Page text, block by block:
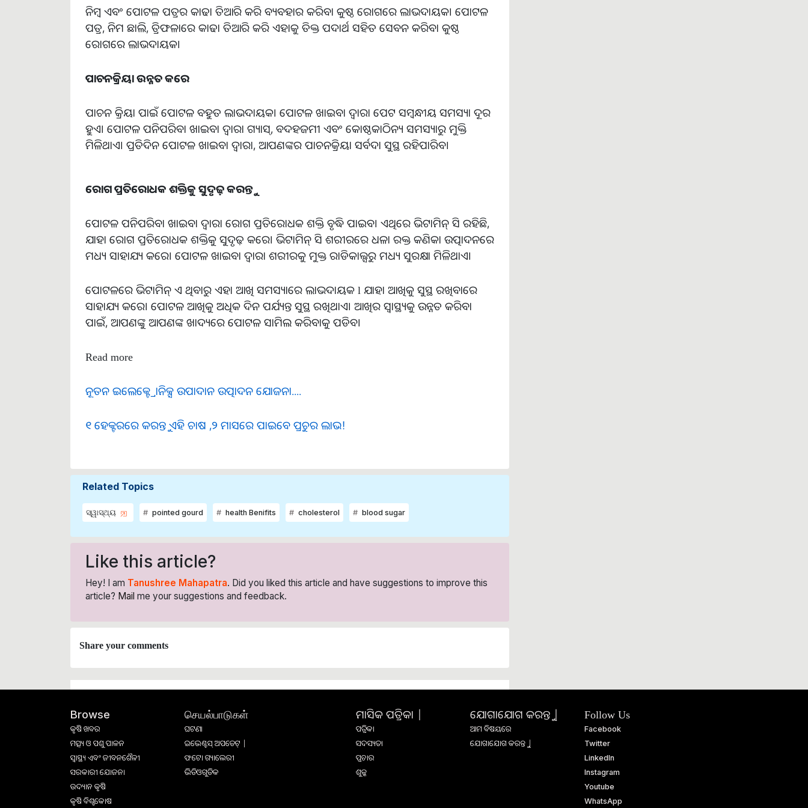
ନିମ୍ବ ଏବଂ ପୋଟଳ ପତ୍ରର କାଢା ତିଆରି କରି ବ୍ୟବହାର କରିବା କୁଷ୍ଠ ରୋଗରେ ଲାଭଦାୟକ। ପୋଟଳ
ପତ୍ର, ନିମ ଛାଲି, ତ୍ରିଫଳାରେ କାଢା ତିଆରି କରି ଏହାକୁ ତିକ୍ତ ପଦାର୍ଥ ସହିତ ସେବନ କରିବା କୁଷ୍ଠ
ରୋଗରେ ଲାଭଦାୟକ।
ପାଚନକ୍ରିୟା ଉନ୍ନତ କରେ
ପାଚନ କ୍ରିୟା ପାଇଁ ପୋଟଳ ବହୁତ ଲାଭଦାୟକ। ପୋଟଳ ଖାଇବା ଦ୍ୱାରା ପେଟ ସମ୍ବନ୍ଧୀୟ ସମସ୍ୟା ଦୂର
ହୁଏ। ପୋଟଳ ପନିପରିବା ଖାଇବା ଦ୍ୱାରା ଗ୍ୟାସ୍, ବଦହଜମୀ ଏବଂ କୋଷ୍ଠକାଠିନ୍ୟ ସମସ୍ୟାରୁ ମୁକ୍ତି
ମିଳିଥାଏ। ପ୍ରତିଦିନ ପୋଟଳ ଖାଇବା ଦ୍ୱାରା, ଆପଣଙ୍କର ପାଚନକ୍ରିୟା ସର୍ବଦା ସୁସ୍ଥ ରହିପାରିବ।
ରୋଗ ପ୍ରତିରୋଧକ ଶକ୍ତିକୁ ସୁଦୃଢ଼ ​​କରନ୍ତୁ
ପୋଟଳ ପନିପରିବା ଖାଇବା ଦ୍ଵାରା ରୋଗ ପ୍ରତିରୋଧକ ଶକ୍ତି ବୃଦ୍ଧି ପାଇବ। ଏଥିରେ ଭିଟାମିନ୍ ସି ରହିଛି,
ଯାହା ରୋଗ ପ୍ରତିରୋଧକ ଶକ୍ତିକୁ ସୁଦୃଢ଼ ​​କରେ। ଭିଟାମିନ୍ ସି ଶରୀରରେ ଧଳା ରକ୍ତ କଣିକା ଉତ୍ପାଦନରେ
ମଧ୍ୟ ସାହାଯ୍ୟ କରେ। ପୋଟଳ ଖାଇବା ଦ୍ୱାରା ଶରୀରକୁ ମୁକ୍ତ ରାଡିକାଲ୍ସରୁ ମଧ୍ୟ ସୁରକ୍ଷା ମିଳିଥାଏ।
ପୋଟଳରେ ଭିଟାମିନ୍ ଏ ଥିବାରୁ ଏହା ଆଖି ସମସ୍ୟାରେ ଲାଭଦାୟକ l ଯାହା ଆଖିକୁ ସୁସ୍ଥ ରଖିବାରେ
ସାହାଯ୍ୟ କରେ। ପୋଟଳ ଆଖିକୁ ଅଧିକ ଦିନ ପର୍ଯ୍ୟନ୍ତ ସୁସ୍ଥ ରଖିଥାଏ। ଆଖିର ସ୍ୱାସ୍ଥ୍ୟକୁ ଉନ୍ନତ କରିବା
ପାଇଁ, ଆପଣଙ୍କୁ ଆପଣଙ୍କ ଖାଦ୍ୟରେ ପୋଟଳ ସାମିଲ କରିବାକୁ ପଡିବ।
Read more
ନୂତନ ଇଲେକ୍ଟ୍ରୋନିକ୍ସ ଉପାଦାନ ଉତ୍ପାଦନ ଯୋଜନା....
୧ ହେକ୍ଟରରେ କରନ୍ତୁ ଏହି ଚାଷ ,୨ ମାସରେ ପାଇବେ ପ୍ରଚୁର ଲାଭ!
Related Topics
ସ୍ୱାସ୍ଥ୍ୟ pointed gourd health Benifits cholesterol blood sugar
Like this article?
Hey! I am Tanushree Mahapatra. Did you liked this article and have suggestions to improve this
article? Mail me your suggestions and feedback.
Share your comments
Browse
କୃଷି ଖବର
ମତ୍ସ୍ୟ ଓ ପଶୁ ପାଳନ
ସ୍ୱାସ୍ଥ୍ୟ ଏବଂ ଜୀବନଶୈଳୀ
ସରକାରୀ ଯୋଜନା
ଉଦ୍ୟାନ କୃଷି
କୃଷି ବିଶ୍ବକୋଷ
செயல்பாடுகள்
ଘଟଣା
ଇଭେଣ୍ଟସ୍ ଅପଡେଟ୍ |
ଫଟୋ ଗ୍ୟାଲେରୀ
ଭିଡିଓଗୁଡିକ
ମାସିକ ପତ୍ରିକା |
ପତ୍ରିକା
ସଦସ୍ୟତା
ପ୍ରଚାର
ଶୁଳ୍କ
ଯୋଗାଯୋଗ କରନ୍ତୁ |
ଆମ ବିଷୟରେ
ଯୋଗାଯୋଗ କରନ୍ତୁ |
Follow Us
Facebook
Twitter
LinkedIn
Instagram
Youtube
WhatsApp